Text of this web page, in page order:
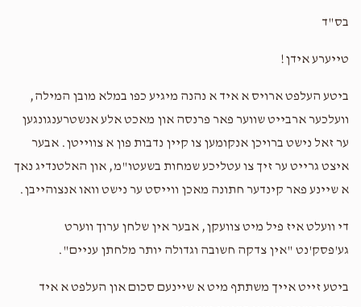
$50.00
Zanvy Weiner Moishy dresdner
2 years ago $552.00
זכות יום אחד הכנות להחתונה
אברהם מייזלישMoishy dresdner
2 years ago $54.00
בס"ד
טייערע אידן!
ביטע העלפט ארויס א איד א נהנה מיגיע כפו במלא מובן המילה,
וועלכער ארבייט שווער פאר פרנסה און מאכט אלע אנשטרענגונגען
ער זאל נישט ברויכן אנקומען צו קיין נדבות פון א צווייטן. אבער
איצט גרייט ער זיך צו עטליכע שמחות בשעטו"מ, און האלטנדיג נאך
א שיינע פאר קינדער חתונה מאכן ווייסט ער נישט וואו אנצוהייבן.
די וועלט איז פיל מיט צוועקן, אבער אין שלחן ערוך ווערט
גע'פסק'נט "אין צדקה חשובה וגדולה יותר מלחתן עניים".
ביטע זייט אייך משתתף מיט א שיינעם סכום און העלפט א איד